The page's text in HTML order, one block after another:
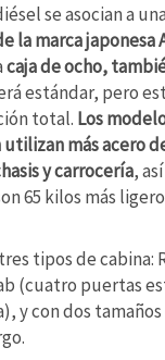
se asocian a una
la marca japonesa
caja de ocho,
estándar, pero
total. Los
utilizan más acero
y carrocería,
65 kilos más
tipos de cabina:
(cuatro puertas
y con dos